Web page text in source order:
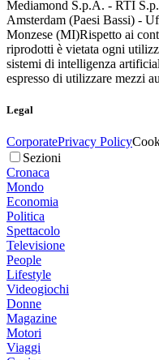
Mediamond S.p.A. - RTI
Amsterdam (Paesi Bassi) -
Monzese (MI)Rispetto ai
riprodotti è vietata ogni
sistemi di intelligenza
espresso di utilizzare mezzi
Legal
CorporatePrivacy Policy
Sezioni
Cronaca
Mondo
Economia
Politica
Spettacolo
Televisione
People
Lifestyle
Videogiochi
Donne
Magazine
Motori
Viaggi